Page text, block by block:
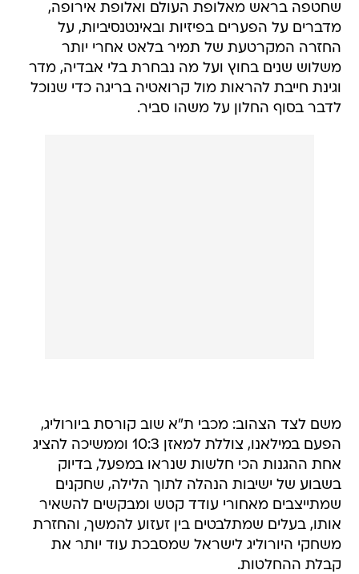
שחטפה בראש מאלופת העולם ואלופת אירופה,
מדברים על הפערים בפיזיות ובאינטנסיביות, על
החזרה המקרטעת של תמיר בלאט אחרי יותר
משלוש שנים בחוץ ועל מה נבחרת בלי אבדיה, מדר
וגינת חייבת להראות מול קרואטיה בריגה כדי שנוכל
לדבר בסוף החלון על משהו סביר.
משם לצד הצהוב: מכבי ת"א שוב קורסת ביורוליג,
הפעם במילאנו, צוללת למאזן 10:3 וממשיכה להציג
אחת ההגנות הכי חלשות שנראו במפעל, בדיוק
בשבוע של ישיבות הנהלה לתוך הלילה, שחקנים
שמתייצבים מאחורי עודד קטש ומבקשים להשאיר
אותו, בעלים שמתלבטים בין זעזוע להמשך, והחזרת
משחקי היורוליג לישראל שמסבכת עוד יותר את
קבלת ההחלטות.